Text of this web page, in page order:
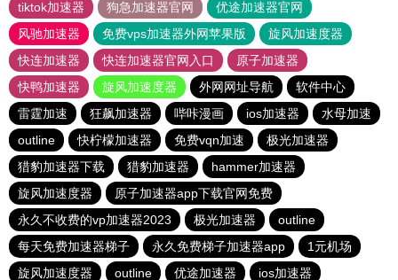
tiktok加速器
狗急加速器官网
优途加速器官网
风驰加速器
免费vps加速器外网苹果版
旋风加速度器
快连加速器
快连加速器官网入口
原子加速器
快鸭加速器
旋风加速度器 外网网址导航
软件中心
雷霆加速
狂飙加速器 哔咔漫画 ios加速器
水母加速
outline
快柠檬加速器 免费vqn加速
极光加速器
猎豹加速器下载
猎豹加速器
hammer加速器
旋风加速度器
原子加速器app下载官网免费
永久不收费的vp加速器2023
极光加速器
outline
每天免费加速器梯子
永久免费梯子加速器app
1元机场
旋风加速度器
outline 优途加速器 ios加速器